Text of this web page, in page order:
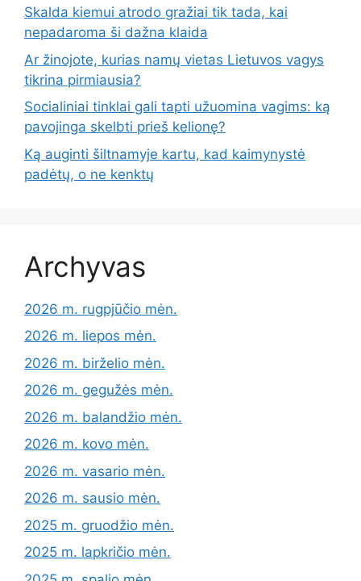
Skalda kiemui atrodo gražiai tik tada, kai
nepadaroma ši dažna klaida
Ar žinojote, kurias namų vietas Lietuvos vagys
tikrina pirmiausia?
Socialiniai tinklai gali tapti užuomina vagims: ką
pavojinga skelbti prieš kelionę?
Ką auginti šiltnamyje kartu, kad kaimynystė
padėtų, o ne kenktų
Archyvas
2026 m. rugpjūčio mėn.
2026 m. liepos mėn.
2026 m. birželio mėn.
2026 m. gegužės mėn.
2026 m. balandžio mėn.
2026 m. kovo mėn.
2026 m. vasario mėn.
2026 m. sausio mėn.
2025 m. gruodžio mėn.
2025 m. lapkričio mėn.